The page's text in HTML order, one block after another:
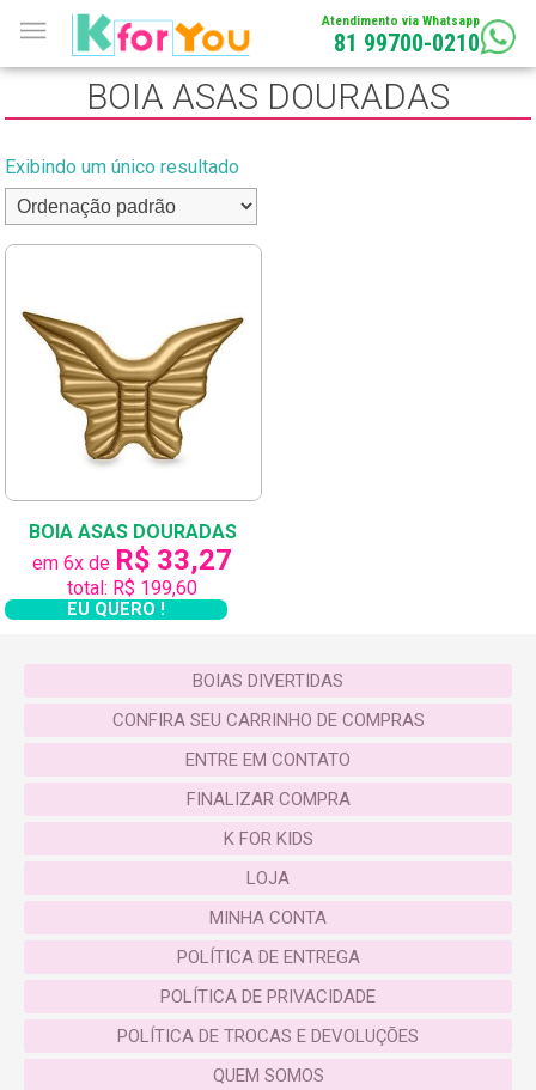
Atendimento via Whatsapp
81 99700-0210
BOIA ASAS DOURADAS
Exibindo um único resultado
BOIA ASAS DOURADAS
em 6x de R$ 33,27
total: R$ 199,60
EU QUERO !
BOIAS DIVERTIDAS
CONFIRA SEU CARRINHO DE COMPRAS
ENTRE EM CONTATO
FINALIZAR COMPRA
K FOR KIDS
LOJA
MINHA CONTA
POLÍTICA DE ENTREGA
POLÍTICA DE PRIVACIDADE
POLÍTICA DE TROCAS E DEVOLUÇÕES
QUEM SOMOS